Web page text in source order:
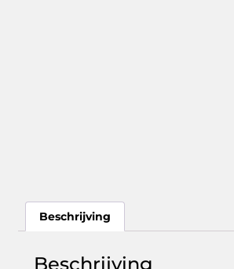
Beschrijving
Beschrijving